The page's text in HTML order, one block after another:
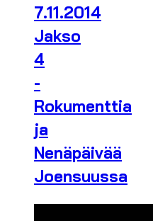
7.11.2014
Jakso
4
-
Rokumenttia
ja
Nenäpäivää
Joensuussa